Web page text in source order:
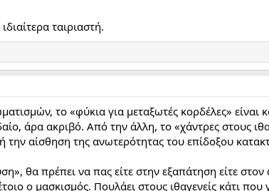
ταιριαστή.
το «φύκια για μεταξωτές κορδέλες» είναι
άρα ακριβό. Από την άλλη, το «χάντρες στους
την αίσθηση της ανωτερότητας του επίδοξου
θα πρέπει να πας είτε στην εξαπάτηση είτε
ο μασκισμός. Πουλάει στους ιθαγενείς κάτι που